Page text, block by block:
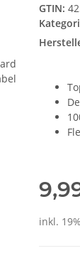
GTIN:
inkl.